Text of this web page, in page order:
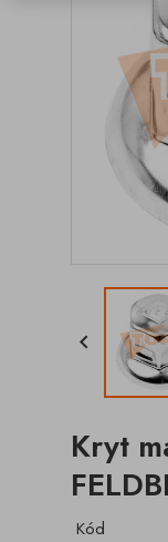

Kryt
Kód